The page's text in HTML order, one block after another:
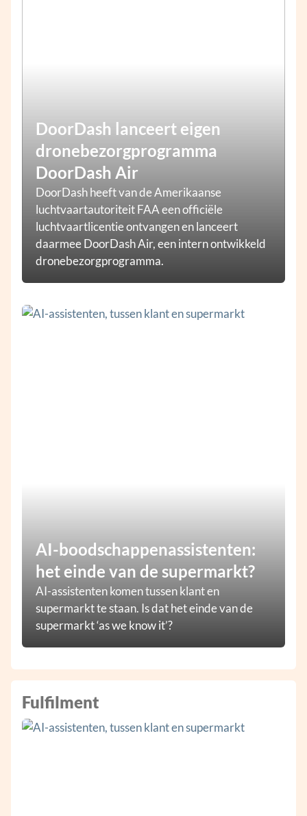
AI-boodschappenassistenten:
het einde van de supermarkt?
AI-assistenten komen tussen klant en
supermarkt te staan. Is dat het einde van de
supermarkt ‘as we know it’?
DoorDash lanceert eigen
dronebezorgprogramma
DoorDash Air
DoorDash heeft van de Amerikaanse
luchtvaartautoriteit FAA een officiële
luchtvaartlicentie ontvangen en lanceert
daarmee DoorDash Air, een intern ontwikkeld
dronebezorgprogramma.
Fulfilment